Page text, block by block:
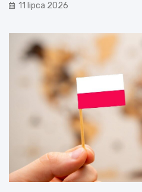
11 lipca 2026